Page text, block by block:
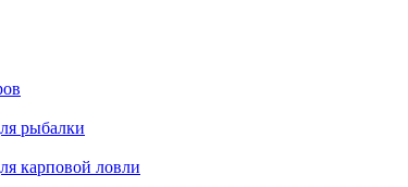
рыбалки
карповой ловли